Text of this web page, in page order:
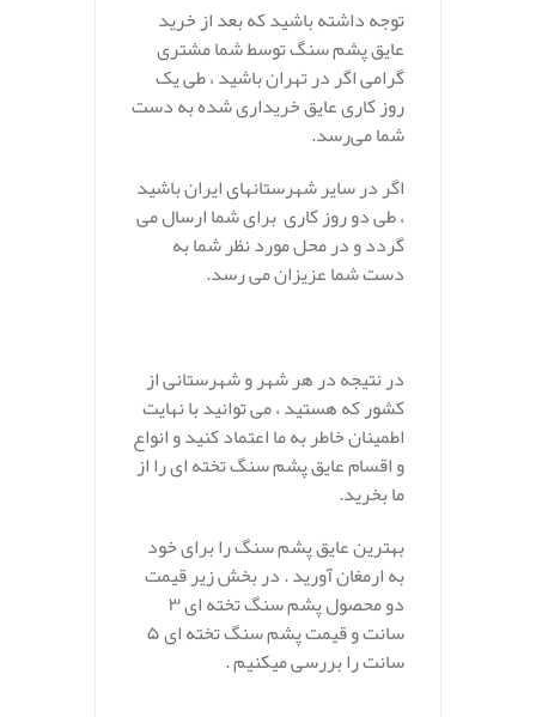
توجه داشته باشید که بعد از خرید
عایق پشم سنگ توسط شما مشتری
گرامی اگر در تهران باشید ، طی یک
روز کاری عایق خریداری شده به دست
شما می‌رسد.
اگر در سایر شهرستانهای ایران باشید
، طی دو روز کاری برای شما ارسال می
گردد و در محل مورد نظر شما به
دست شما عزیزان می رسد.
در نتیجه در هر شهر و شهرستانی از
کشور که هستید ، می توانید با نهایت
اطمینان خاطر به ما اعتماد کنید و انواع
و اقسام عایق پشم سنگ تخته ای را از
ما بخرید.
بهترین عایق پشم سنگ را برای خود
به ارمغان آورید . در بخش زیر قیمت
دو محصول پشم سنگ تخته ای ۳
سانت و قیمت پشم سنگ تخته ای ۵
سانت را بررسی میکنیم .